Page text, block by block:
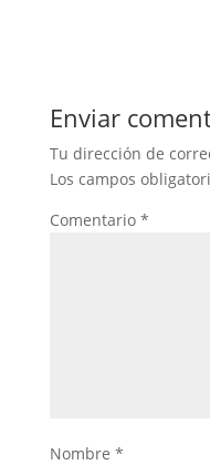
Enviar
Tu dirección de
Los campos
Comentario *
Nombre *